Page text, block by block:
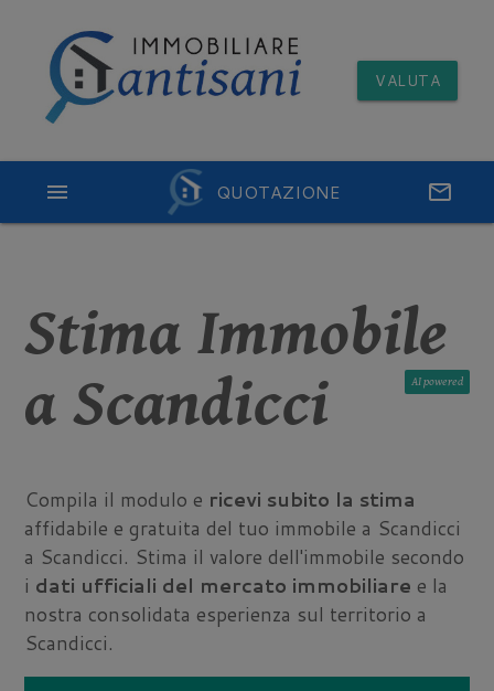
VALUTA
QUOTAZIONE email
menu
Stima Immobile
a Scandicci
AI
Compila il modulo e ricevi subito la stima
affidabile e gratuita del tuo immobile a Scandicci
a Scandicci. Stima il valore dell'immobile secondo
i dati ufficiali del mercato immobiliare e la
nostra consolidata esperienza sul territorio a
Scandicci.